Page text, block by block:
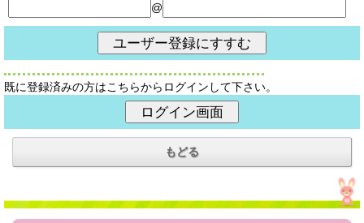
@
既に登録済みの方はこちらからログインして下さい。
もどる